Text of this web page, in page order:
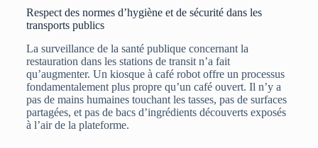
Respect des normes d’hygiène et de sécurité dans les
transports publics
La surveillance de la santé publique concernant la
restauration dans les stations de transit n’a fait
qu’augmenter. Un kiosque à café robot offre un processus
fondamentalement plus propre qu’un café ouvert. Il n’y a
pas de mains humaines touchant les tasses, pas de surfaces
partagées, et pas de bacs d’ingrédients découverts exposés
à l’air de la plateforme.